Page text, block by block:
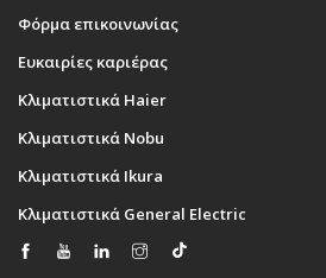
Φόρμα επικοινωνίας
Ευκαιρίες καριέρας
Κλιματιστικά Haier
Κλιματιστικά Nobu
Κλιματιστικά Ikura
Κλιματιστικά General Electric